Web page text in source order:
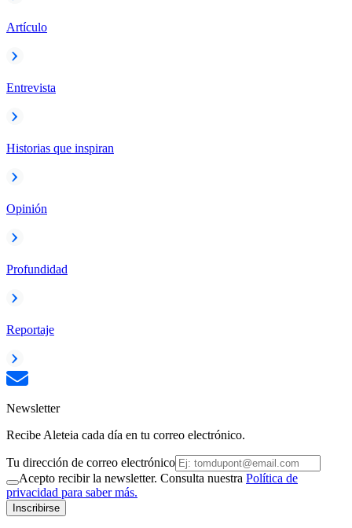
Artículo
Entrevista
Historias que inspiran
Opinión
Profundidad
Reportaje
Newsletter
Recibe Aleteia cada día en tu correo electrónico.
Tu dirección de correo electrónico
Acepto recibir la newsletter. Consulta nuestra Política de
privacidad para saber más.
Inscribirse